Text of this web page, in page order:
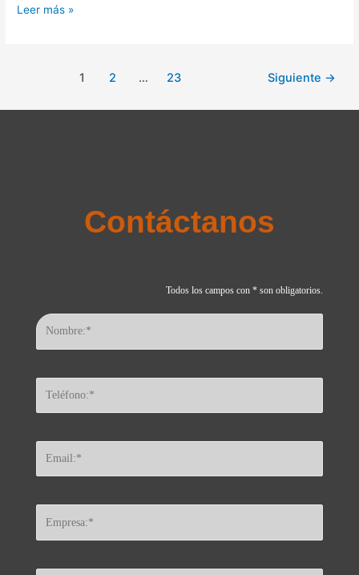
Leer más »
1 2 … 23 Siguiente →
Contáctanos
Todos los campos con * son obligatorios.